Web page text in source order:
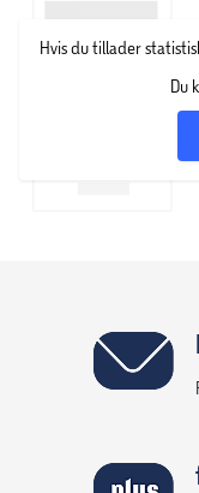
Nem
Hvis du tillader
Du